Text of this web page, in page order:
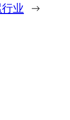
业 →